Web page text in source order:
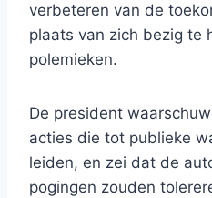
verbeteren van de
plaats van zich bezig te
polemieken.
De president
acties die tot publieke
leiden, en zei dat de
pogingen zouden